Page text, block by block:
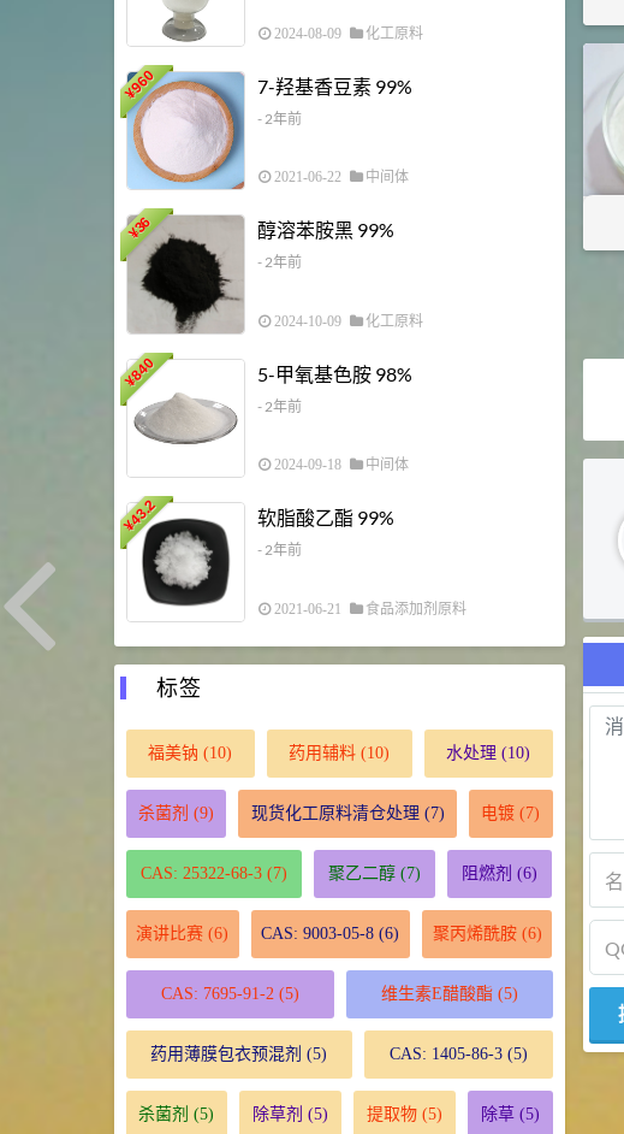
2024-08-09 化工原料
¥
960 7-羟基香豆素 99%
- 2年前
2021-06-22 中间体
¥
36 醇溶苯胺黑 99%
- 2年前
2024-10-09 化工原料
¥
840 5-甲氧基色胺 98%
- 2年前
2024-09-18 中间体
¥
43.2 软脂酸乙酯 99%
- 2年前
2021-06-21 食品添加剂原料
475
标签
福美钠 (10) 药用辅料 (10) 水处理 (10)
杀菌剂 (9) 现货化工原料清仓处理 (7) 电镀 (7)
CAS: 25322-68-3(7) 聚乙二醇(7) 阻燃剂 (6)
演讲比赛 (6) CAS: 9003-05-8 (6) 聚丙烯酰胺(6)
CAS: 7695-91-2 (5) 维生素E醋酸酯(5)
药用薄膜包衣预混剂 (5) CAS: 1405-86-3(5)
杀菌剂 (5) 除草剂 (5) 提取物(5) 除草(5)